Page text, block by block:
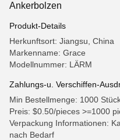
Ankerbolzen
Produkt-Details
Herkunftsort: Jiangsu, China
Markenname: Grace
Modellnummer: LÄRM
Zahlungs-u. Verschiffen-
Min Bestellmenge: 1000
Preis: $0.50/pieces >=1000
Verpackung Informationen:
nach Bedarf